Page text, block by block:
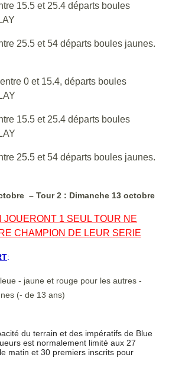
et 25.4 départs boules
et 54 départs boules jaunes.
0 et 15.4, départs boules
et 25.4 départs boules
et 54 départs boules jaunes.
– Tour 2 : Dimanche 13 octobre
JOUERONT 1 SEUL TOUR NE
CHAMPION DE LEUR SERIE
:
- jaune et rouge pour les autres -
(- de 13 ans)
du terrain et des impératifs de Blue
est normalement limité aux 27
matin et 30 premiers inscrits pour